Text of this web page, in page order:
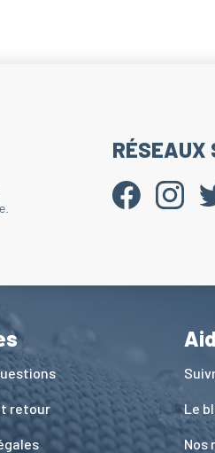
RÉSEAUX
retour Le
Nos